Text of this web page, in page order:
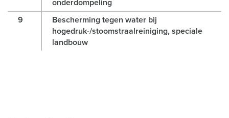
onderdompeling
9
Bescherming tegen water bij
hogedruk-/stoomstraalreiniging, speciale
landbouw